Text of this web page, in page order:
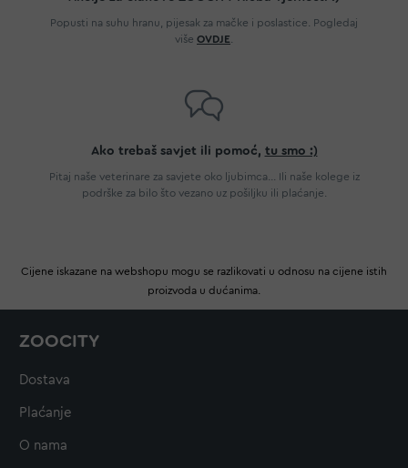
Popusti na suhu hranu, pijesak za mačke i poslastice. Pogledaj
više OVDJE
Ako trebaš savjet ili pomoć, tu smo :)
Pitaj naše veterinare za savjete oko ljubimca... Ili naše kolege iz
podrške za bilo što vezano uz pošiljku ili plaćanje.
Cijene iskazane na webshopu mogu se razlikovati u odnosu na cijene istih
proizvoda u dućanima.
ZOOCITY
Dostava
Plaćanje
O nama